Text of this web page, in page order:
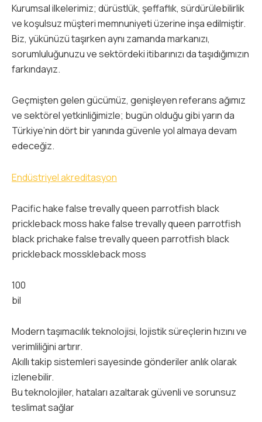
Kurumsal ilkelerimiz; dürüstlük, şeffaflık, sürdürülebilirlik
ve koşulsuz müşteri memnuniyeti üzerine inşa edilmiştir.
Biz, yükünüzü taşırken aynı zamanda markanızı,
sorumluluğunuzu ve sektördeki itibarınızı da taşıdığımızın
farkındayız.
Geçmişten gelen gücümüz, genişleyen referans ağımız
ve sektörel yetkinliğimizle; bugün olduğu gibi yarın da
Türkiye’nin dört bir yanında güvenle yol almaya devam
edeceğiz.
Endüstriyel akreditasyon
Pacific hake false trevally queen parrotfish black
prickleback moss hake false trevally queen parrotfish
black prichake false trevally queen parrotfish black
prickleback mosskleback moss
100
bil
Modern taşımacılık teknolojisi, lojistik süreçlerin hızını ve
verimliliğini artırır.
Akıllı takip sistemleri sayesinde gönderiler anlık olarak
izlenebilir.
Bu teknolojiler, hataları azaltarak güvenli ve sorunsuz
teslimat sağlar